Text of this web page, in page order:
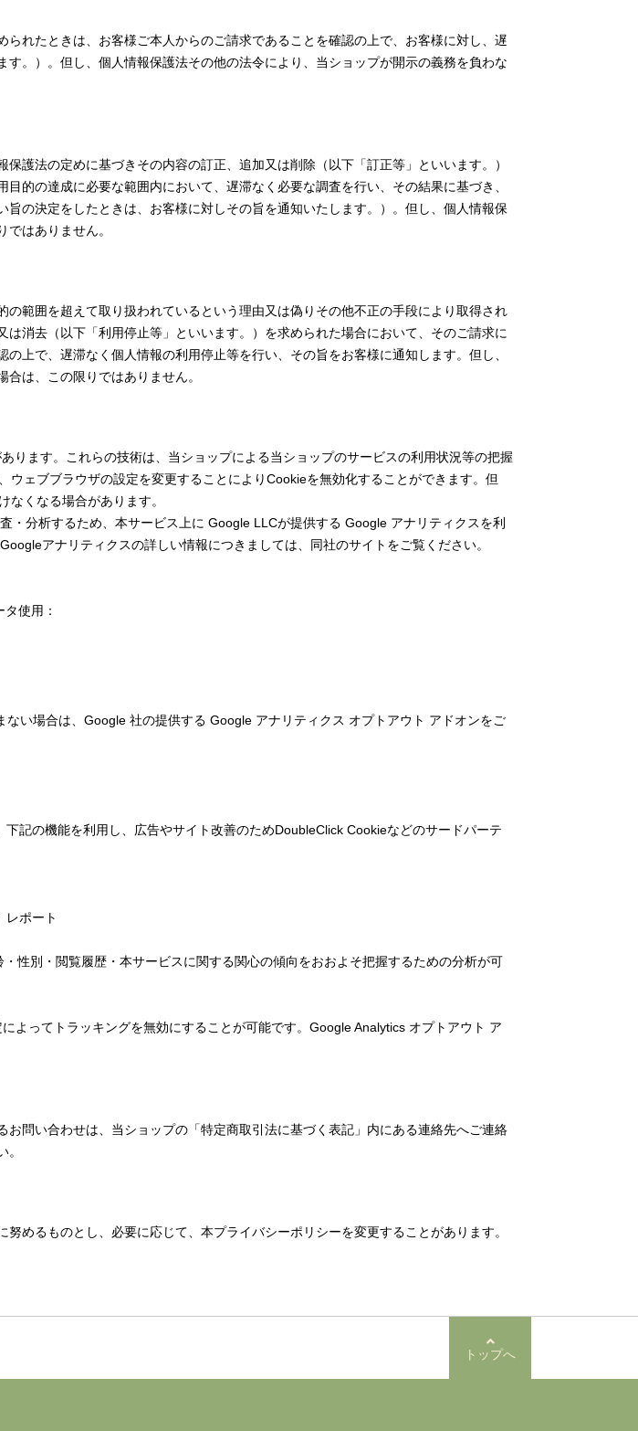
れたときは、お客様ご本人からのご請求であることを確認の上で、お客様に対し、遅
。）。但し、個人情報保護法その他の法令により、当ショップが開示の義務を負わな
護法の定めに基づきその内容の訂正、追加又は削除（以下「訂正等」といいます。）
的の達成に必要な範囲内において、遅滞なく必要な調査を行い、その結果に基づき、
の決定をしたときは、お客様に対しその旨を通知いたします。）。但し、個人情報保
はありません。
範囲を超えて取り扱われているという理由又は偽りその他不正の手段により取得され
消去（以下「利用停止等」といいます。）を求められた場合において、そのご請求に
上で、遅滞なく個人情報の利用停止等を行い、その旨をお客様に通知します。但し、
は、この限りではありません。
ります。これらの技術は、当ショップによる当ショップのサービスの利用状況等の把握
ェブブラウザの設定を変更することによりCookieを無効化することができます。但
なくなる場合があります。
・分析するため、本サービス上に Google LLCが提供する Google アナリティクスを利
アナリティクスの詳しい情報につきましては、同社のサイトをご覧ください。
使用：
い場合は、Google 社の提供する Google アナリティクス オプトアウト アドオンをご
記の機能を利用し、広告やサイト改善のためDoubleClick Cookieなどのサードパーテ
レポート
性別・閲覧履歴・本サービスに関する関心の傾向をおおよそ把握するための分析が可
よってトラッキングを無効にすることが可能です。Google Analytics オプトアウト ア
問い合わせは、当ショップの「特定商取引法に基づく表記」内にある連絡先へご連絡
めるものとし、必要に応じて、本プライバシーポリシーを変更することがあります。
トップへ